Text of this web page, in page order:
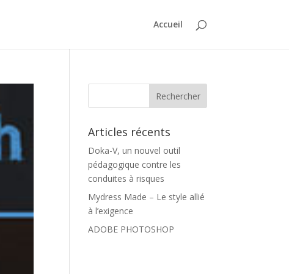
Accueil
Articles récents
Doka-V, un nouvel outil
pédagogique contre les
conduites à risques
Mydress Made – Le style allié
à l’exigence
ADOBE PHOTOSHOP